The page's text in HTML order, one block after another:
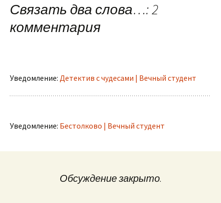
записям
Связать два слова…: 2
комментария
Уведомление: Детектив с чудесами | Вечный студент
Уведомление: Бестолково | Вечный студент
Обсуждение закрыто.